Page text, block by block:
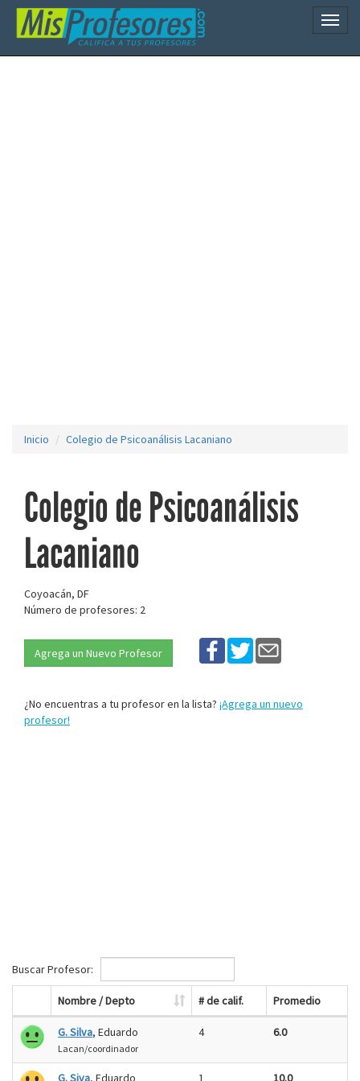
Inicio Colegio de Psicoanálisis Lacaniano
Colegio de Psicoanálisis
Lacaniano
Coyoacán, DF
Número de profesores: 2
Agrega un Nuevo Profesor
¿No encuentras a tu profesor en la lista? ¡Agrega un nuevo
profesor!
Buscar Profesor:
Nombre / Depto # de calif. Promedio
G. Silva, Eduardo
Lacan/coordinador
4 6.0
G. Siva, Eduardo 1 10.0